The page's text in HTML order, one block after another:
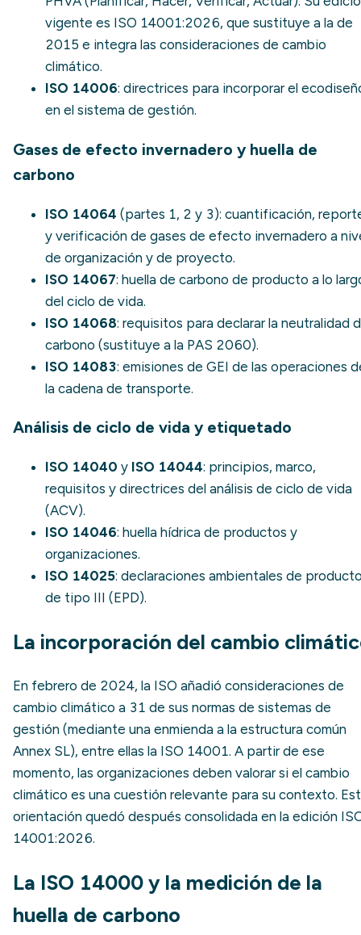
vigente es ISO 14001:2026, que sustituye a la de
2015 e integra las consideraciones de cambio
climático.
ISO 14006: directrices para incorporar el
en el sistema de gestión.
Gases de efecto invernadero y huella de
carbono
ISO 14064 (partes 1, 2 y 3): cuantificación,
y verificación de gases de efecto invernadero a
de organización y de proyecto.
ISO 14067: huella de carbono de producto a lo
del ciclo de vida.
ISO 14068: requisitos para declarar la neutralidad
carbono (sustituye a la PAS 2060).
ISO 14083: emisiones de GEI de las operaciones
la cadena de transporte.
Análisis de ciclo de vida y etiquetado
ISO 14040 y ISO 14044: principios, marco,
requisitos y directrices del análisis de ciclo de vida
(ACV).
ISO 14046: huella hídrica de productos y
organizaciones.
ISO 14025: declaraciones ambientales de
de tipo III (EPD).
La incorporación del cambio
En febrero de 2024, la ISO añadió consideraciones de
cambio climático a 31 de sus normas de sistemas de
gestión (mediante una enmienda a la estructura común
Annex SL), entre ellas la ISO 14001. A partir de ese
momento, las organizaciones deben valorar si el cambio
climático es una cuestión relevante para su contexto.
orientación quedó después consolidada en la edición
14001:2026.
La ISO 14000 y la medición de la
huella de carbono